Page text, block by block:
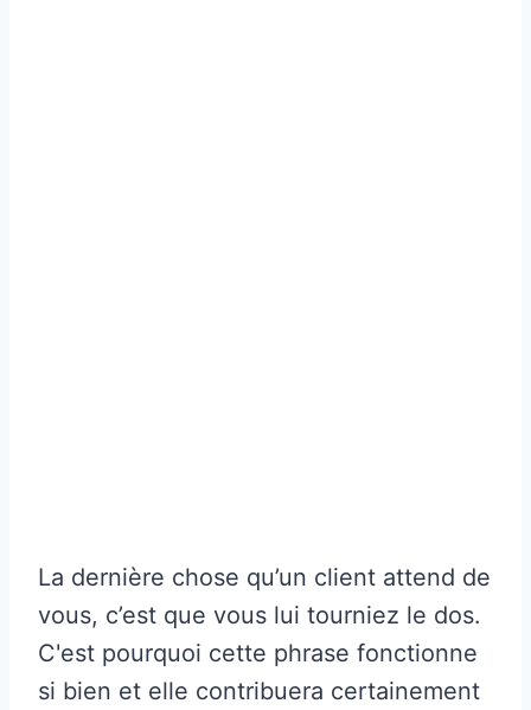
La dernière chose qu’un client attend de
vous, c’est que vous lui tourniez le dos.
C'est pourquoi cette phrase fonctionne
si bien et elle contribuera certainement